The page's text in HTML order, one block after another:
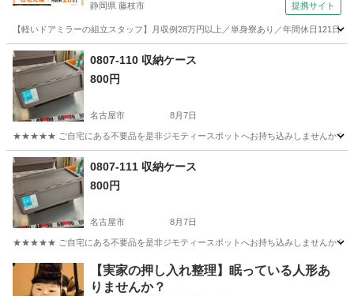
静岡県 藤枝市 提携サイト
【軽いドアミラーの組立スタッフ】月収例28万円以上／単身寮あり／年間休日121
静岡 藤枝市
0807-110 収納ケース
800円
名古屋市 8月7日
★★★★★ ご自宅にある不要品を是非ジモティースポットへお持ち込みしませんか？
愛知 名古屋市 収納家具 現地
0807-111 収納ケース
800円
名古屋市 8月7日
★★★★★ ご自宅にある不要品を是非ジモティースポットへお持ち込みしませんか？
愛知 名古屋市 収納家具 現地
【実家の押し入れ整理】眠っている人形あ
りませんか？